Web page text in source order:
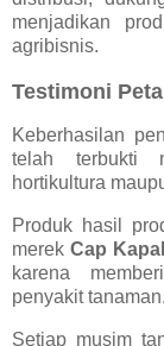
menjadikan
agribisnis.
Testimoni
Keberhasilan
telah terbukti
hortikultura
Produk hasil
merek Cap
karena
penyakit tanaman.
Setiap musim